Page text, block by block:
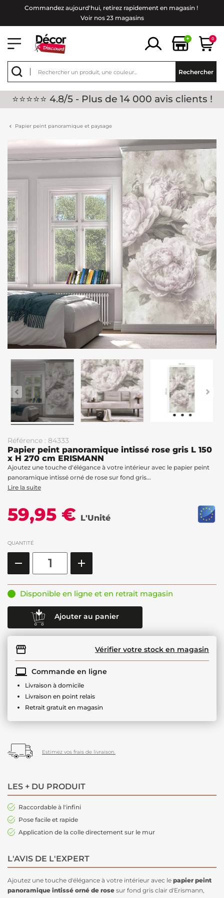
Commandez aujourd'hui, retirez rapidement en magasin !
Voir nos 23 magasins
+ 0
Rechercher
⭐⭐⭐⭐⭐ 4.8/5 - Plus de 14 000 avis clients !
Papier peint panoramique et paysage
Référence : 84333
Papier peint panoramique intissé rose gris L 150
x H 270 cm ERISMANN
Ajoutez une touche d'élégance à votre intérieur avec le papier peint
panoramique intissé orné de rose sur fond gris...
Lire la suite
59,95 € L'Unité
QUANTITÉ
Disponible en ligne et en retrait magasin
Ajouter au panier
Vérifier votre stock en magasin
Commande en ligne
Livraison à domicile
Livraison en point relais
Retrait gratuit en magasin
Estimez vos frais de livraison.
LES + DU PRODUIT
Raccordable à l'infini
Pose facile et rapide
Application de la colle directement sur le mur
L'AVIS DE L'EXPERT
Ajoutez une touche d'élégance à votre intérieur avec le papier peint
panoramique intissé orné de rose sur fond gris clair d'Erismann,